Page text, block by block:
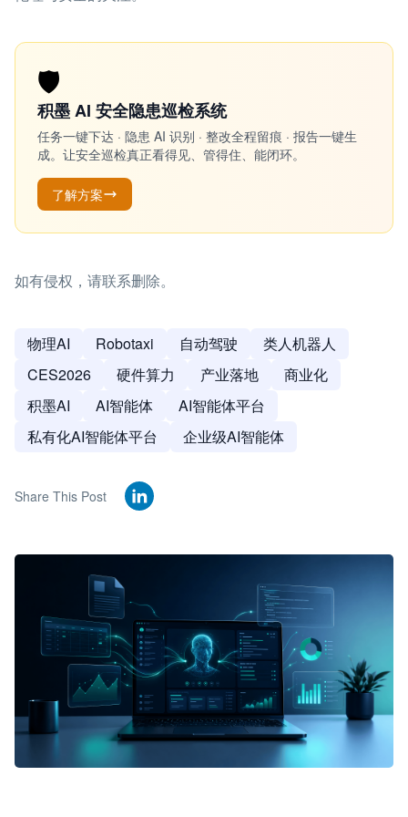
🛡️
积墨 AI 安全隐患巡检系统
任务一键下达 · 隐患 AI 识别 · 整改全程留痕 · 报告一键生
成。让安全巡检真正看得见、管得住、能闭环。
了解方案
如有侵权，请联系删除。
物理AI Robotaxi 自动驾驶
类人机器人
CES2026
硬件算力 产业落地
商业化
积墨AI
AI智能体
AI智能体平台
私有化AI智能体平台
企业级AI智能体
Share This Post